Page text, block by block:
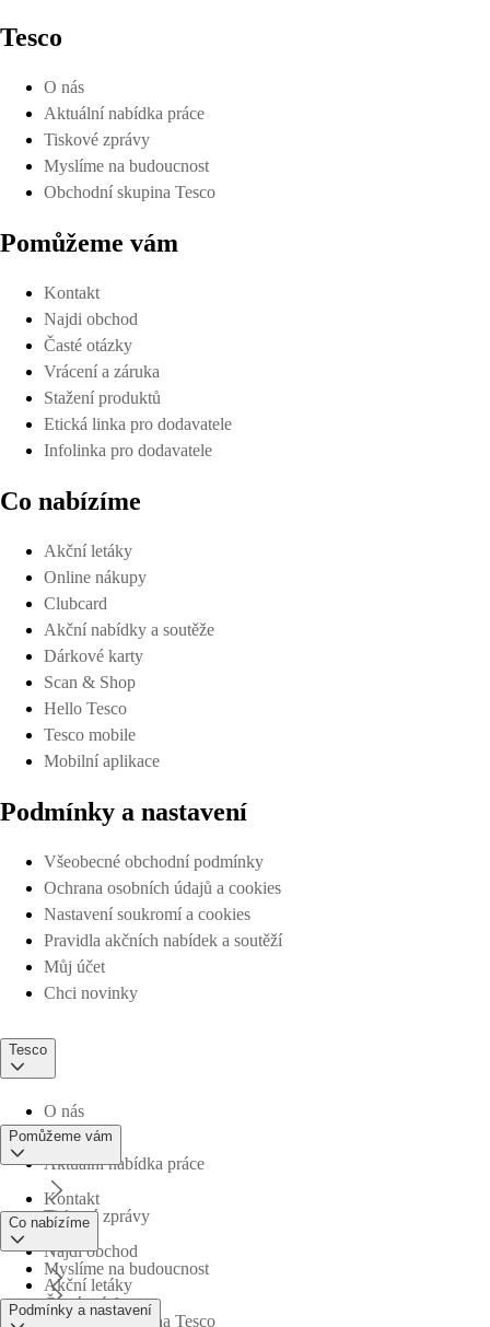
Tesco
O nás
Aktuální nabídka práce
Tiskové zprávy
Myslíme na budoucnost
Obchodní skupina Tesco
Pomůžeme vám
Kontakt
Najdi obchod
Časté otázky
Vrácení a záruka
Stažení produktů
Etická linka pro dodavatele
Infolinka pro dodavatele
Co nabízíme
Akční letáky
Online nákupy
Clubcard
Akční nabídky a soutěže
Dárkové karty
Scan & Shop
Hello Tesco
Tesco mobile
Mobilní aplikace
Podmínky a nastavení
Všeobecné obchodní podmínky
Ochrana osobních údajů a cookies
Nastavení soukromí a cookies
Pravidla akčních nabídek a soutěží
Můj účet
Chci novinky
Tesco
O nás
Aktuální nabídka práce
Tiskové zprávy
Myslíme na budoucnost
Obchodní skupina Tesco
Pomůžeme vám
Kontakt
Najdi obchod
Časté otázky
Co nabízíme
Akční letáky
Podmínky a nastavení